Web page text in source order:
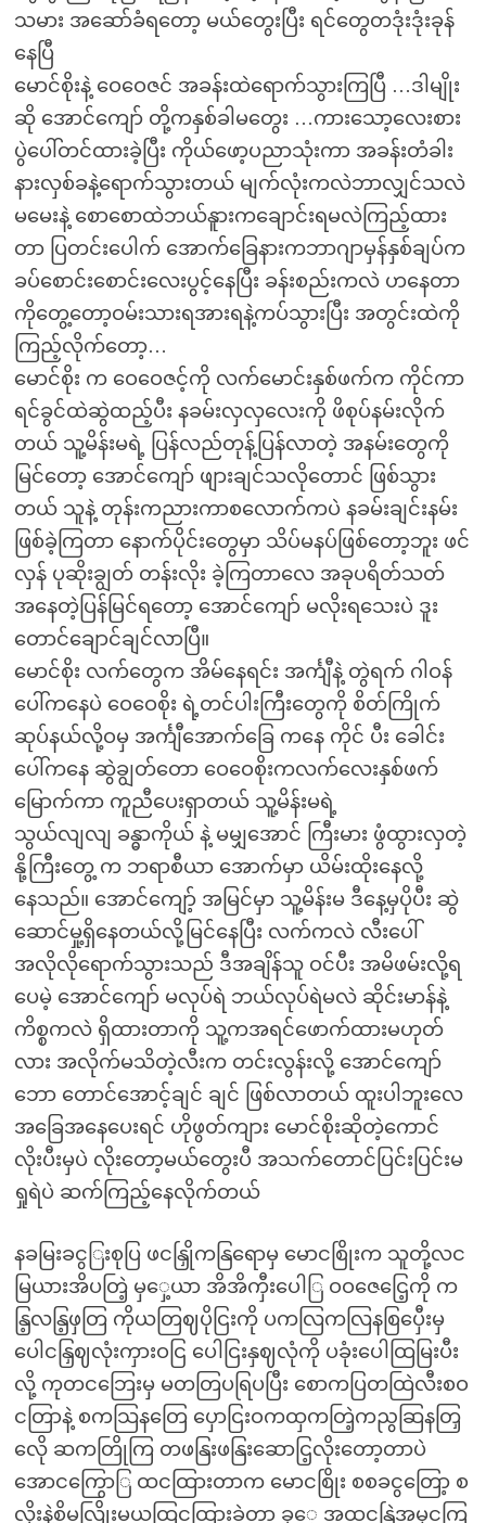
သမား အဆော်ခံရတော့ မယ်တွေးပြီး ရင်တွေတဒုံးဒုံးခုန်
နေပြီ
မောင်စိုးနဲ့ ဝေဝေဇင် အခန်းထဲရောက်သွားကြပြီ …ဒါမျိုး
ဆို အောင်ကျော် တို့ကနှစ်ခါမတွေး …ကားသော့လေးစား
ပွဲပေါ်တင်ထားခဲ့ပြီး ကိုယ်ဖော့ပညာသုံးကာ အခန်းတံခါး
နားလှစ်ခနဲ့ရောက်သွားတယ် မျက်လုံးကလဲဘာလျှင်သလဲ
မမေးနဲ့ စောစောထဲဘယ်နူားကချောင်းရမလဲကြည့်ထား
တာ ပြတင်းပေါက် အောက်ခြေနားကဘာဂျာမှန်နှစ်ချပ်က
ခပ်စောင်းစောင်းလေးပွင့်နေပြီး ခန်းစည်းကလဲ ဟနေတာ
ကိုတွေ့တော့ဝမ်းသားရအားရနဲ့ကပ်သွားပြီး အတွင်းထဲကို
ကြည့်လိုက်တော့…
မောင်စိုး က ဝေဝေဇင့်ကို လက်မောင်းနှစ်ဖက်က ကိုင်ကာ
ရင်ခွင်ထဲဆွဲထည့်ပီး နခမ်းလှလှလေးကို ဖိစုပ်နမ်းလိုက်
တယ် သူ့မိန်းမရဲ့ ပြန်လည်တုန့်ပြန်လာတဲ့ အနမ်းတွေကို
မြင်တော့ အောင်ကျော် ဖျားချင်သလိုတောင် ဖြစ်သွား
တယ် သူနဲ့ တုန်းကညားကာစလောက်ကပဲ နခမ်းချင်းနမ်း
ဖြစ်ခဲ့ကြတာ နောက်ပိုင်းတွေမှာ သိပ်မနပ်ဖြစ်တော့ဘူး ဖင်
လှန် ပုဆိုးချွတ် တန်းလိုး ခဲ့ကြတာလေ အခုပရိတ်သတ်
အနေတဲ့ပြန်မြင်ရတော့ အောင်ကျော် မလိုးရသေးပဲ ဒူး
တောင်ချောင်ချင်လာပြီ။
မောင်စိုး လက်တွေက အိမ်နေရင်း အင်္ကျီနဲ့ တွဲရက် ဂါဝန်
ပေါ်ကနေပဲ ဝေဝေစိုး ရဲ့တင်ပါးကြီးတွေကို စိတ်ကြိုက်
ဆုပ်နယ်လို့ဝမှ အင်္ကျီအောက်ခြေ ကနေ ကိုင် ပီး ခေါင်း
ပေါ်ကနေ ဆွဲချွတ်တော ဝေဝေစိုးကလက်လေးနှစ်ဖက်
မြောက်ကာ ကူညီပေးရှာတယ် သူ့မိန်းမရဲ့
သွယ်လျလျ ခန္ဓာကိုယ် နဲ့ မမျှအောင် ကြီးမား ဖွံထွားလှတဲ့
နို့ကြီးတွေ့ က ဘရာစီယာ အောက်မှာ ယိမ်းထိုးနေလို့
နေသည်။ အောင်ကျော့် အမြင်မှာ သူ့မိန်းမ ဒီနေ့မှပိုပီး ဆွဲ
ဆောင်မှု့ရှိနေတယ်လို့မြင်နေပြီး လက်ကလဲ လီးပေါ်
အလိုလိုရောက်သွားသည် ဒီအချိန်သူ ဝင်ပီး အမိဖမ်းလို့ရ
ပေမဲ့ အောင်ကျော် မလုပ်ရဲ ဘယ်လုပ်ရဲမလဲ ဆိုင်းမာန်နဲ့
ကိစ္စကလဲ ရှိထားတာကို သူ့ကအရင်ဖောက်ထားမဟုတ်
လား အလိုက်မသိတဲ့လီးက တင်းလွန်းလို့ အောင်ကျော်
ဘော တောင်အောင့်ချင် ချင် ဖြစ်လာတယ် ထူးပါဘူးလေ
အခြေအနေပေးရင် ဟိုဖွတ်ကျား မောင်စိုးဆိုတဲ့ကောင်
လိုးပီးမှပဲ လိုးတော့မယ်တွေးပီ အသက်တောင်ပြင်းပြင်းမ
ရှုရဲပဲ ဆက်ကြည့်နေလိုက်တယ်
နခမြးခငွြးစုပြ ဖငနြှိုကနြရောမှ မောငစြိုးက သူတို့လင
မြယားအိပတြဲ့ မှှေ့ယာ အိအိကှီးပေါြ ဝဝဇေငြေ့ကို က
နြ့လနြ့ဖှတြ ကိုယတြဈပိုငြးကို ပကလြကလြနစြပှေီးမှ
ပေါငနြှဈလုံးကှားဝငြ ပေါငြးနှဈလုံကို ပခုံးပေါထြမြးပီး
လို့ ကုတငဘြေးမှ မတတြပရြပပြီး စောကပြတထြဲလီးစဝ
ငတြာနဲ့ စကသြနတြေ ပှောငြးဝကထှကတြဲ့ကညွဆြနတြှ
လေို ဆကတြိုကြ တဖနြးဖနြးဆောငြ့လိုးတော့တာပဲ
အောငကြွောြ ထငထြားတာက မောငစြိုး စစခငွတြော့ စ
လိုးနဲ့စိမလြိုးမယထြငထြားခဲ့တာ ခုေ့ အထငနြဲ့အမှငကြ